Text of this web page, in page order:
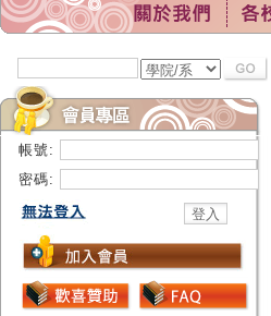
帳號:
密碼: